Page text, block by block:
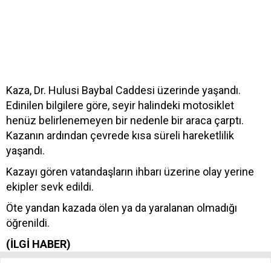
Kaza, Dr. Hulusi Baybal Caddesi üzerinde yaşandı.
Edinilen bilgilere göre, seyir halindeki motosiklet
henüz belirlenemeyen bir nedenle bir araca çarptı.
Kazanın ardından çevrede kısa süreli hareketlilik
yaşandı.
Kazayı gören vatandaşların ihbarı üzerine olay yerine
ekipler sevk edildi.
Öte yandan kazada ölen ya da yaralanan olmadığı
öğrenildi.
(İLGİ HABER)